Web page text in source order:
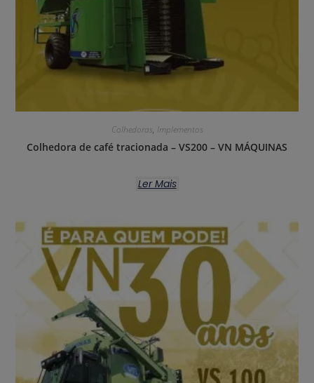
Colhedoras, Implementos
Colhedora de café tracionada – VS200 – VN MÁQUINAS
Ler Mais